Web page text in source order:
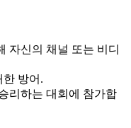
자신의 채널 또는 비디
한 방어.
리하는 대회에 참가합